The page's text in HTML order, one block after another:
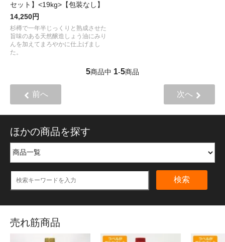
セット】<19kg>【包装なし】
14,250円
杉樽で一年半じっくりと熟成させた
旨味のある天然醸造しょう油にみり
んを加えてまろやかに仕上げまし
た。
5商品中 1-5商品
前へ 次へ
ほかの商品を探す
検索
売れ筋商品